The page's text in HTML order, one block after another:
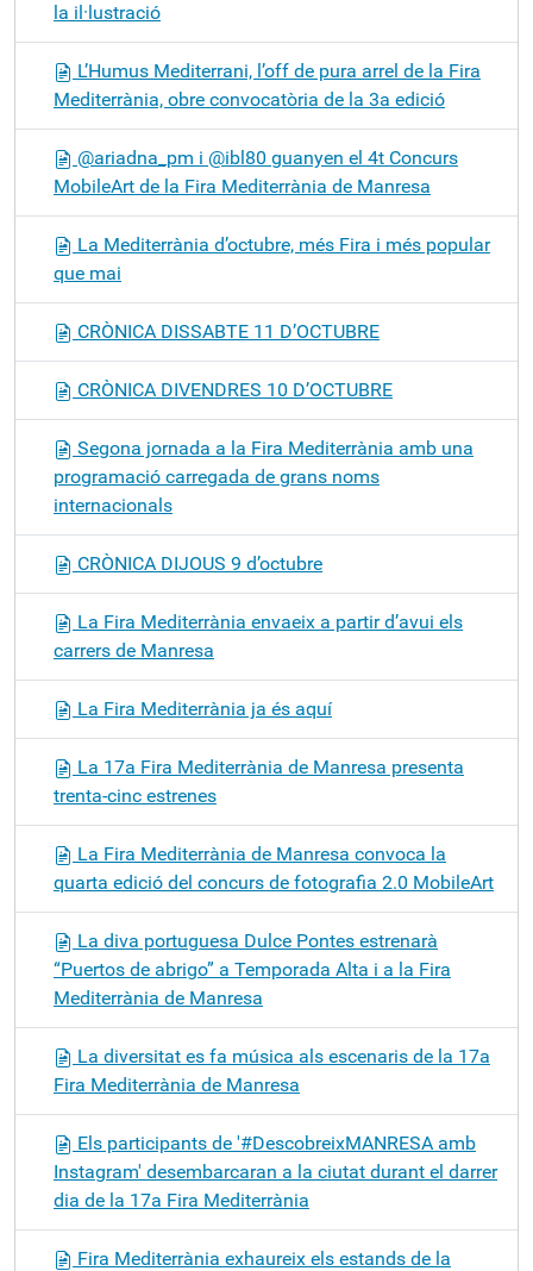
la il·lustració
L’Humus Mediterrani, l’off de pura arrel de la Fira
Mediterrània, obre convocatòria de la 3a edició
@ariadna_pm i @ibl80 guanyen el 4t Concurs
MobileArt de la Fira Mediterrània de Manresa
La Mediterrània d’octubre, més Fira i més popular
que mai
CRÒNICA DISSABTE 11 D’OCTUBRE
CRÒNICA DIVENDRES 10 D’OCTUBRE
Segona jornada a la Fira Mediterrània amb una
programació carregada de grans noms
internacionals
CRÒNICA DIJOUS 9 d’octubre
La Fira Mediterrània envaeix a partir d’avui els
carrers de Manresa
La Fira Mediterrània ja és aquí
La 17a Fira Mediterrània de Manresa presenta
trenta-cinc estrenes
La Fira Mediterrània de Manresa convoca la
quarta edició del concurs de fotografia 2.0 MobileArt
La diva portuguesa Dulce Pontes estrenarà
“Puertos de abrigo” a Temporada Alta i a la Fira
Mediterrània de Manresa
La diversitat es fa música als escenaris de la 17a
Fira Mediterrània de Manresa
Els participants de '#DescobreixMANRESA amb
Instagram' desembarcaran a la ciutat durant el darrer
dia de la 17a Fira Mediterrània
Fira Mediterrània exhaureix els estands de la